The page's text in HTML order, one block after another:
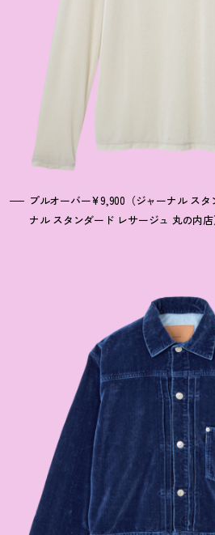
プルオーバー¥9,900（ジャーナル ス
ナル スタンダード レサージュ 丸の内店